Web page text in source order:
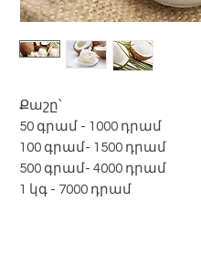
Քաշը՝
50 գրամ - 1000 դրամ
100 գրամ- 1500 դրամ
500 գրամ- 4000 դրամ
1 կգ - 7000 դրամ